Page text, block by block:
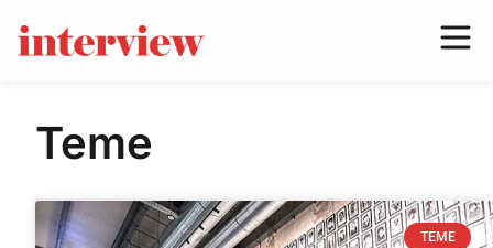
Teme
TEME